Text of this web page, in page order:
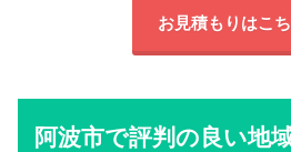
お見積もりはこ
阿波市で評判の良い地